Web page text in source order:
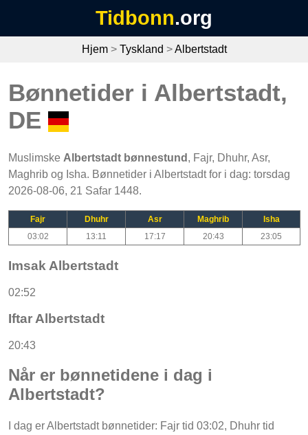
Tidbonn.org
Hjem> Tyskland >Albertstadt
Bønnetider i Albertstadt,
DE
Muslimske Albertstadt bønnestund , Fajr, Dhuhr, Asr,
Maghrib og Isha. Bønnetider i Albertstadt for i dag: torsdag
2026-08-06, 21 Safar 1448.
Fajr Dhuhr Asr Maghrib
Isha
03:02
13:11 17:17 20:43 23:05
Imsak Albertstadt
02:52
Iftar Albertstadt
20:43
Når er bønnetidene i dag i
Albertstadt?
I dag er Albertstadt bønnetider: Fajr tid 03:02, Dhuhr tid